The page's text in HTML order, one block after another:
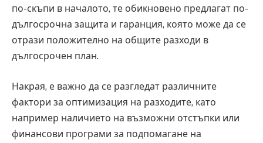
по-скъпи в началото, те обикновено предлагат по-
дългосрочна защита и гаранция, която може да се
отрази положително на общите разходи в
дългосрочен план.
Накрая, е важно да се разгледат различните
фактори за оптимизация на разходите, като
например наличието на възможни отстъпки или
финансови програми за подпомагане на